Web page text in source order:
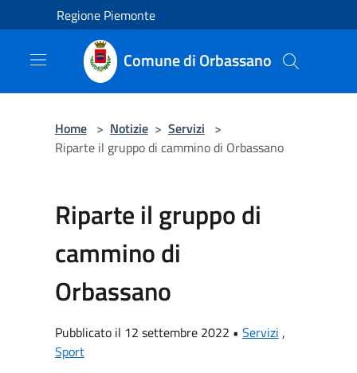
Salta al contenuto principale
Regione Piemonte
Comune di Orbassano
Home > Notizie > Servizi >
Riparte il gruppo di cammino di Orbassano
Riparte il gruppo di
cammino di
Orbassano
Pubblicato il 12 settembre 2022 • Servizi ,
Sport